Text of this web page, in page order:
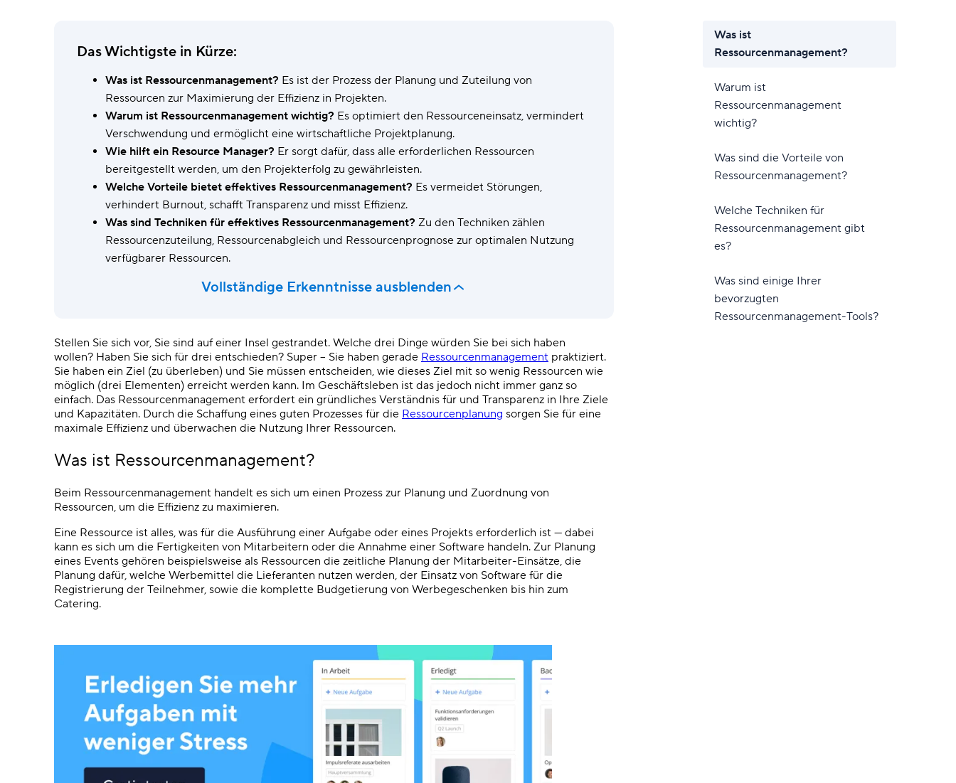
Routineaufgaben durch intelligente
Tools erledigen.
standardisieren.
Dynamische Anfrageformulare
Formulare durch bedingte Logik anpassen.
Was ist
Ressourcenmanagement?
Warum ist
Ressourcenmanagement
wichtig?
Was sind die Vorteile von
Ressourcenmanagement?
Welche Techniken für
Ressourcenmanagement gibt
es?
Was sind einige Ihrer
bevorzugten
Ressourcenmanagement-Tools?
Das Wichtigste in Kürze:
Was ist Ressourcenmanagement? Es ist der Prozess der Planung und Zuteilung von
Ressourcen zur Maximierung der Effizienz in Projekten.
Warum ist Ressourcenmanagement wichtig? Es optimiert den Ressourceneinsatz, vermindert
Verschwendung und ermöglicht eine wirtschaftliche Projektplanung.
Wie hilft ein Resource Manager? Er sorgt dafür, dass alle erforderlichen Ressourcen
bereitgestellt werden, um den Projekterfolg zu gewährleisten.
Welche Vorteile bietet effektives Ressourcenmanagement? Es vermeidet Störungen,
verhindert Burnout, schafft Transparenz und misst Effizienz.
Was sind Techniken für effektives Ressourcenmanagement? Zu den Techniken zählen
Ressourcenzuteilung, Ressourcenabgleich und Ressourcenprognose zur optimalen Nutzung
verfügbarer Ressourcen.
Vollständige Erkenntnisse ausblenden
Stellen Sie sich vor, Sie sind auf einer Insel gestrandet. Welche drei Dinge würden Sie bei sich haben
wollen? Haben Sie sich für drei entschieden? Super – Sie haben gerade Ressourcenmanagement praktiziert.
Sie haben ein Ziel (zu überleben) und Sie müssen entscheiden, wie dieses Ziel mit so wenig Ressourcen wie
möglich (drei Elementen) erreicht werden kann. Im Geschäftsleben ist das jedoch nicht immer ganz so
einfach. Das Ressourcenmanagement erfordert ein gründliches Verständnis für und Transparenz in Ihre Ziele
und Kapazitäten. Durch die Schaffung eines guten Prozesses für die Ressourcenplanung sorgen Sie für eine
maximale Effizienz und überwachen die Nutzung Ihrer Ressourcen.
Was ist Ressourcenmanagement?
Beim Ressourcenmanagement handelt es sich um einen Prozess zur Planung und Zuordnung von
Ressourcen, um die Effizienz zu maximieren.
Eine Ressource ist alles, was für die Ausführung einer Aufgabe oder eines Projekts erforderlich ist — dabei
kann es sich um die Fertigkeiten von Mitarbeitern oder die Annahme einer Software handeln. Zur Planung
eines Events gehören beispielsweise als Ressourcen die zeitliche Planung der Mitarbeiter-Einsätze, die
Planung dafür, welche Werbemittel die Lieferanten nutzen werden, der Einsatz von Software für die
Registrierung der Teilnehmer, sowie die komplette Budgetierung von Werbegeschenken bis hin zum
Catering.